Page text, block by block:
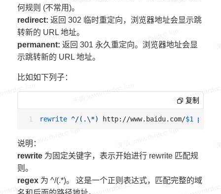
何规则 (不常用)。
redirect: 返回 302 临时重定向，浏览器地址会显示跳
转新的 URL 地址。
permanent: 返回 301 永久重定向。浏览器地址会显
示跳转新的 URL 地址。
比如如下列子：
复制
rewrite ^/(.\*) http://www.baidu.com/$1
说明：
rewrite 为固定关键字，表示开始进行 rewrite 匹配规
则。
regex 为 ^/(.*)。 这是一个正则表达式，匹配完整的域